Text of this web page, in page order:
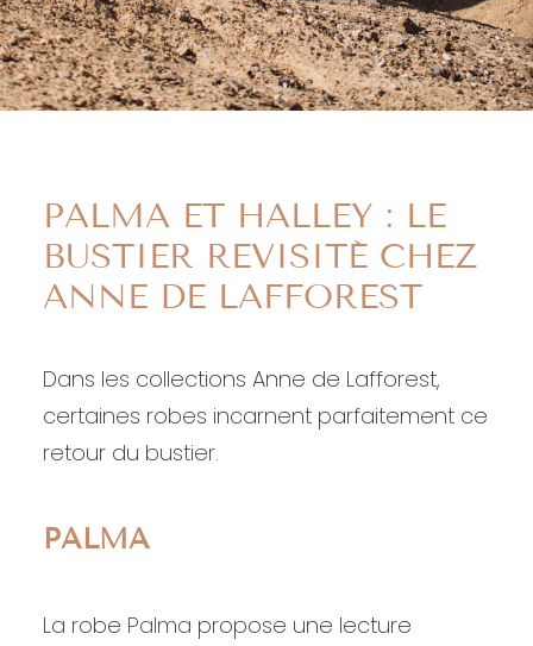
PALMA ET HALLEY : LE
BUSTIER REVISITÉ CHEZ
ANNE DE LAFFOREST
Dans les collections Anne de Lafforest,
certaines robes incarnent parfaitement ce
retour du bustier.
PALMA
La robe Palma propose une lecture